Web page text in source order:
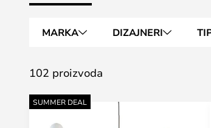
MARKA DIZAJNERI
102 proizvoda
SUMMER DEAL